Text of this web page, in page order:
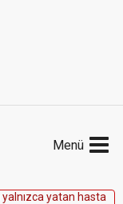
Menü
ya nızca yatan hasta